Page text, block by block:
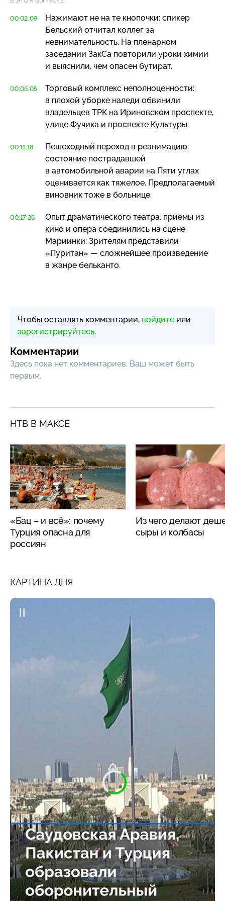
00:02:09
Нажимают не на те кнопочки: спикер
Бельский отчитал коллег за
невнимательность. На пленарном
заседании ЗакСа повторили уроки химии
и выяснили, чем опасен бутират.
00:06:05
Торговый комплекс неполноценности:
в плохой уборке наледи обвинили
владельцев ТРК на Ириновском проспекте,
улице Фучика и проспекте Культуры.
00:11:18
Пешеходный переход в реанимацию:
состояние пострадавшей
в автомобильной аварии на Пяти углах
оценивается как тяжелое. Предполагаемый
виновник тоже в больнице.
00:17:26
Опыт драматического театра, приемы из
кино и опера соединились на сцене
Мариинки: Зрителям представили
«Пуритан» — сложнейшее произведение
в жанре бельканто.
Чтобы оставлять комментарии, войдите или
зарегистрируйтесь.
Комментарии
Здесь пока нет комментариев, Ваш может быть
первым.
НТВ В МАКСЕ
«Бац – и всё»: почему
Турция опасна для
россиян
Из чего делают
сыры и колбасы
КАРТИНА ДНЯ